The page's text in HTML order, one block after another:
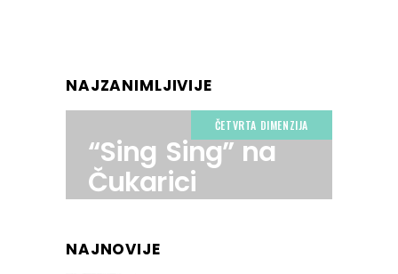
NAJZANIMLJIVIJE
ČETVRTA DIMENZIJA
“Sing Sing” na
Čukarici
NAJNOVIJE